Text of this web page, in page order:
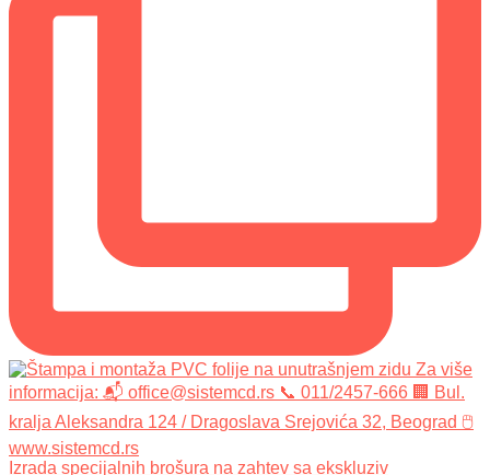
Izrada specijalnih brošura na zahtev sa ekskluziv